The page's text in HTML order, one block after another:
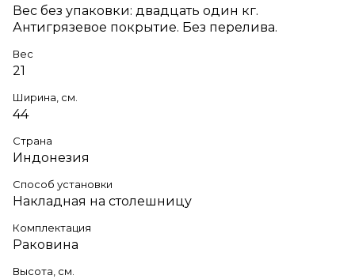
Вес без упаковки: двадцать один кг.
Антигрязевое покрытие. Без перелива.
Вес
21
Ширина, см.
44
Страна
Индонезия
Способ установки
Накладная на столешницу
Комплектация
Раковина
Высота, см.